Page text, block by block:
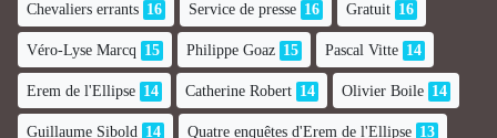
Chevaliers errants 16 Service de presse 16 Gratuit 16
Véro-Lyse Marcq 15 Philippe Goaz 15 Pascal Vitte 14
Erem de l'Ellipse 14 Catherine Robert 14 Olivier Boile 14
Guillaume Sibold 14 Quatre enquêtes d'Erem de l'Ellipse 13